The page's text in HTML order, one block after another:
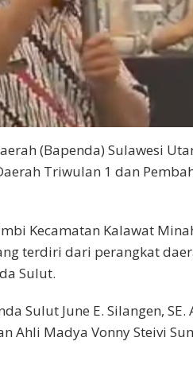
(Bapenda) Sulawesi
Triwulan 1 dan
Kecamatan Kalawat
terdiri dari perangkat
Sulut.
Sulut June E. Silangen, SE.
Ahli Madya Vonny Steivi